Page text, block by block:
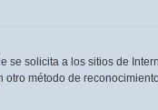
se solicita a los sitios de
método de